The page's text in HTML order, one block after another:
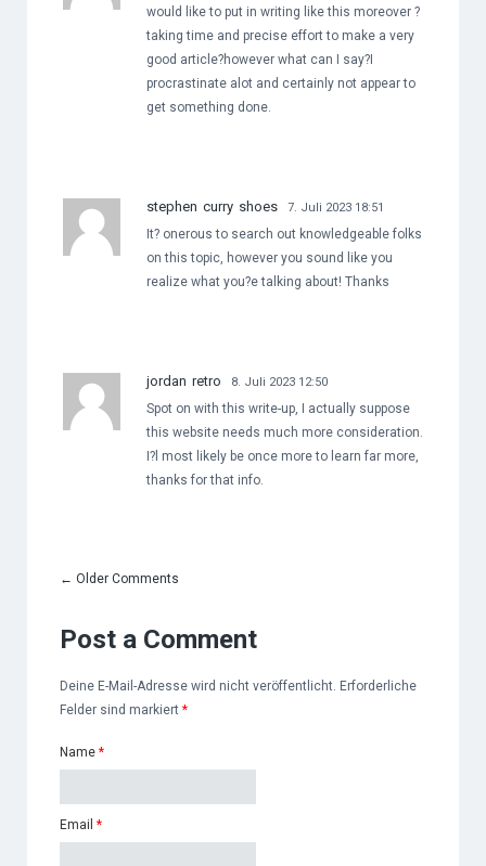
would like to put in writing like this moreover ?
taking time and precise effort to make a very
good article?however what can I say?I
procrastinate alot and certainly not appear to
get something done.
stephen curry shoes 7. Juli 2023 18:51
It? onerous to search out knowledgeable folks
on this topic, however you sound like you
realize what you?e talking about! Thanks
jordan retro 8. Juli 2023 12:50
Spot on with this write-up, I actually suppose
this website needs much more consideration.
I?l most likely be once more to learn far more,
thanks for that info.
← Older Comments
Post a Comment
Deine E-Mail-Adresse wird nicht veröffentlicht. Erforderliche
Felder sind markiert *
Name *
Email *